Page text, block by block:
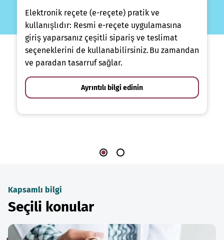
Elektronik reçete (e-reçete) pratik ve
kullanışlıdır: Resmi e-reçete uygulamasına
giriş yaparsanız çeşitli sipariş ve teslimat
seçeneklerini de kullanabilirsiniz. Bu zamandan
ve paradan tasarruf sağlar.
Ayrıntılı bilgi edinin
Kapsamlı bilgi
Seçili konular